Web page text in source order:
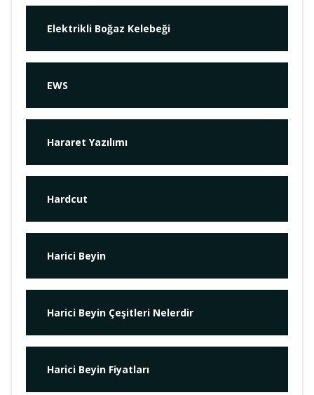
Elektrikli Boğaz Kelebeği
EWS
Hararet Yazılımı
Hardcut
Harici Beyin
Harici Beyin Çeşitleri Nelerdir
Harici Beyin Fiyatları